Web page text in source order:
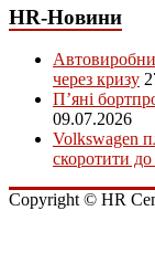
HR-Новини
через кризу
П’яні
09.07.2026
Volkswagen
скоротити
Copyright © HR